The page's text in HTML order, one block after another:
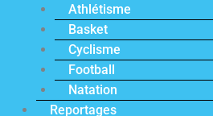
Athlétisme
Basket
Cyclisme
Football
Natation
Reportages